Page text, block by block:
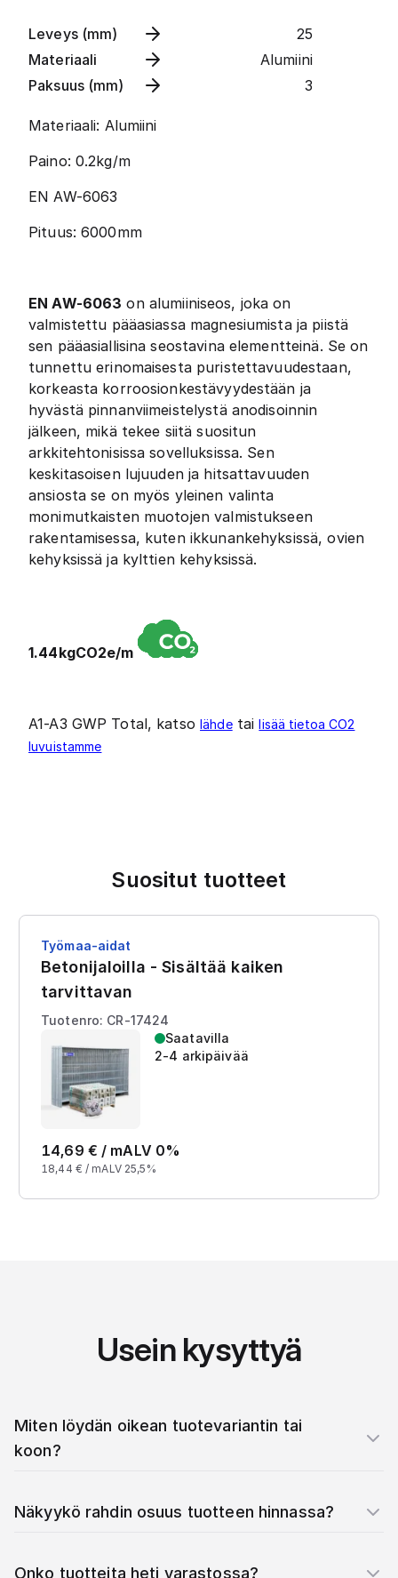
Leveys (mm)
25
Materiaali
Alumiini
Paksuus (mm)
3
Materiaali: Alumiini
Paino: 0.2kg/m
EN AW-6063
Pituus: 6000mm
EN AW-6063 on alumiiniseos, joka on
valmistettu pääasiassa magnesiumista ja piistä
sen pääasiallisina seostavina elementteinä. Se on
tunnettu erinomaisesta puristettavuudestaan,
korkeasta korroosionkestävyydestään ja
hyvästä pinnanviimeistelystä anodisoinnin
jälkeen, mikä tekee siitä suositun
arkkitehtonisissa sovelluksissa. Sen
keskitasoisen lujuuden ja hitsattavuuden
ansiosta se on myös yleinen valinta
monimutkaisten muotojen valmistukseen
rakentamisessa, kuten ikkunankehyksissä, ovien
kehyksissä ja kylttien kehyksissä.
1.44kgCO2e/m
A1-A3 GWP Total, katsolähdetailisää tietoa CO2
luvuistamme
Suositut tuotteet
Työmaa-aidat
Betonijaloilla - Sisältää kaiken
tarvittavan
Tuotenro: CR-17424
Saatavilla
2-4 arkipäivää
14,69 € / mALV 0%
18,44 € / mALV 25,5%
Usein kysyttyä
Miten löydän oikean tuotevariantin tai
koon?
Näkyykö rahdin osuus tuotteen hinnassa?
Onko tuotteita heti varastossa?